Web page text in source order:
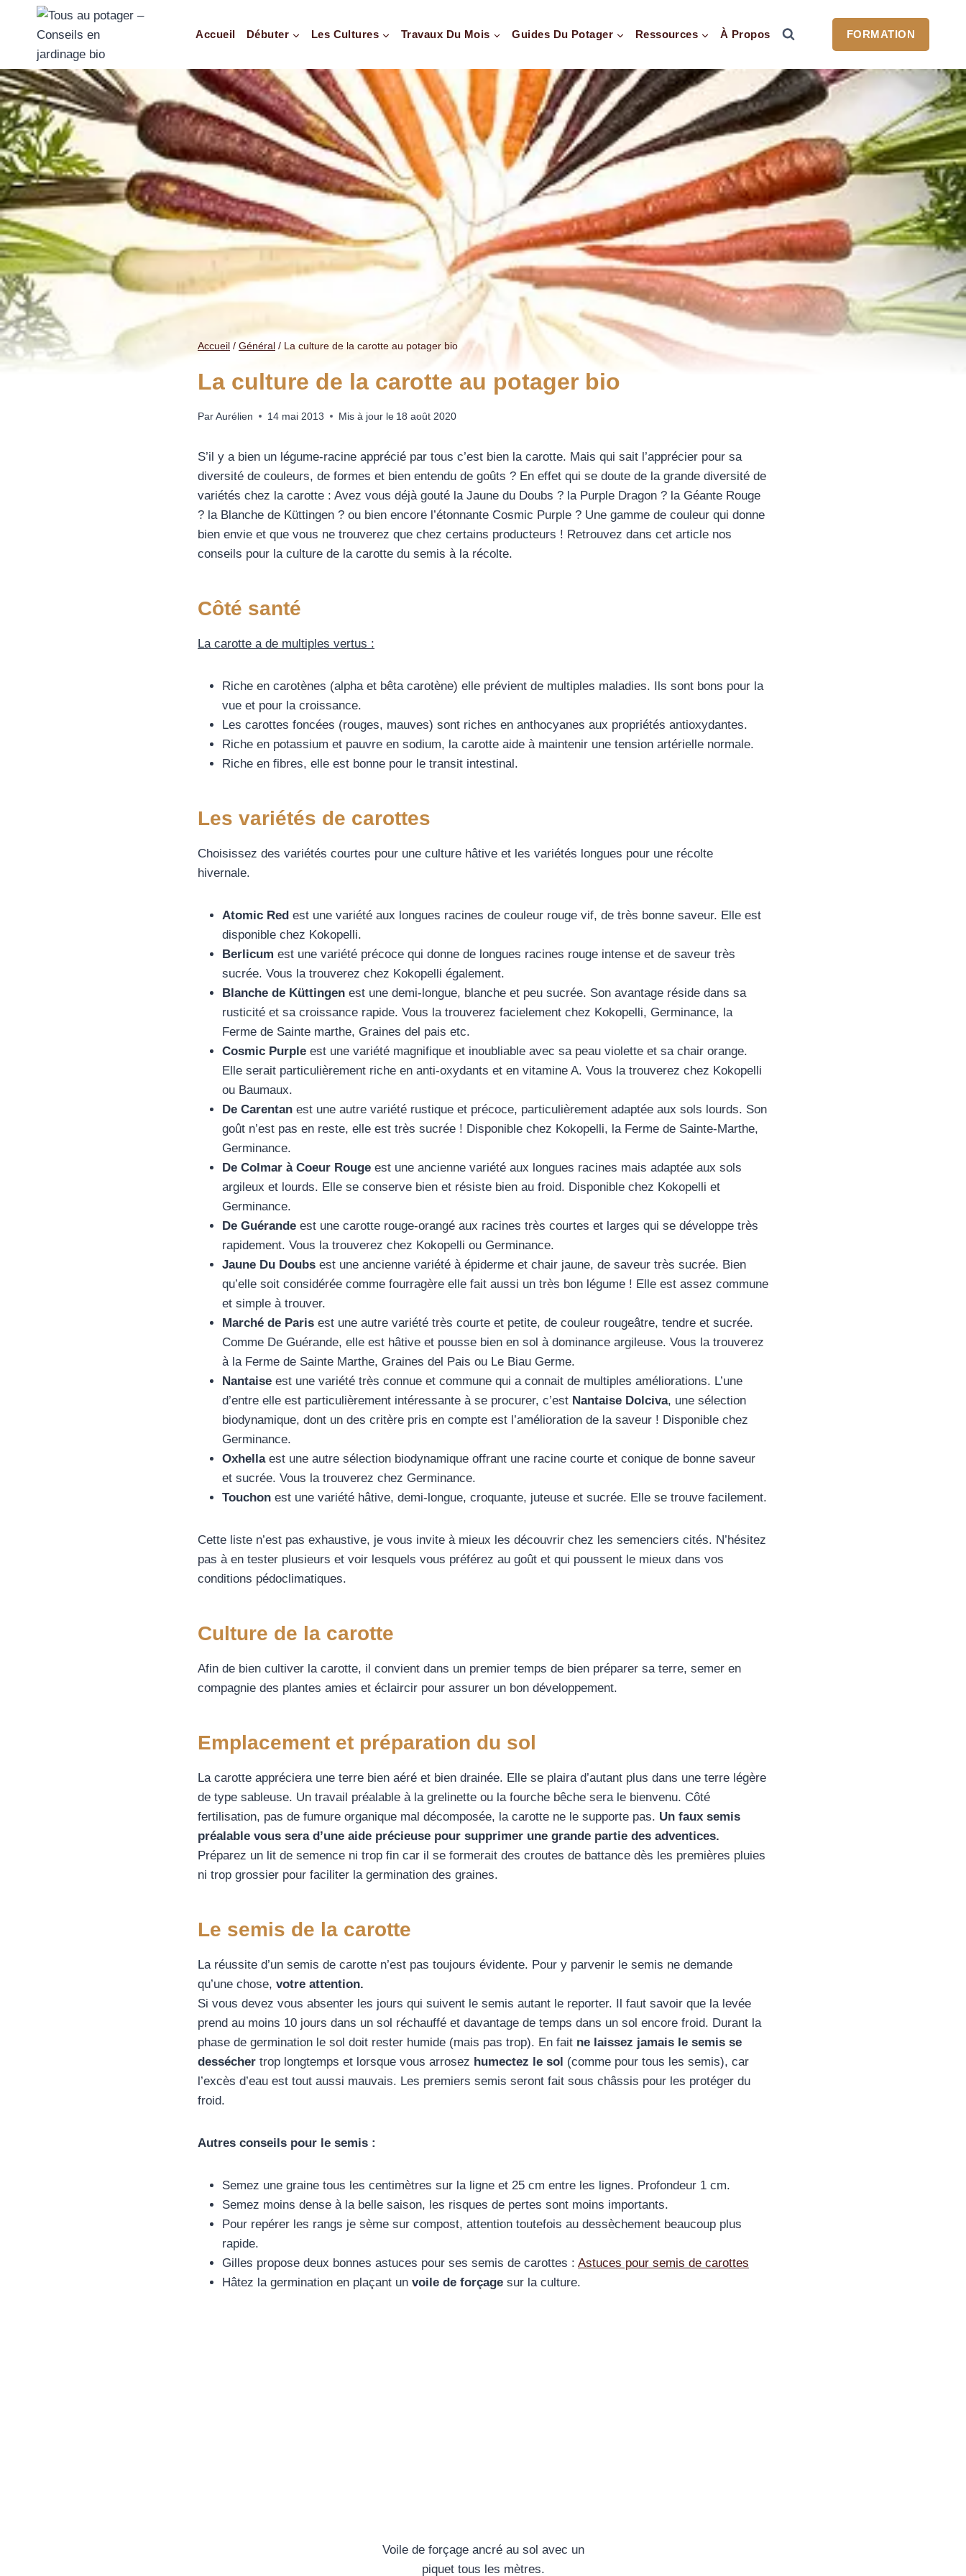
Accueil Débuter Les Cultures Travaux Du Mois Guides Du Potager Ressources À Propos FORMATION
Accueil / Général / La culture de la carotte au potager bio
La culture de la carotte au potager bio
Par Aurélien 14 mai 2013 Mis à jour le 18 août 2020
S’il y a bien un légume-racine apprécié par tous c’est bien la carotte. Mais qui sait l’apprécier pour sa
diversité de couleurs, de formes et bien entendu de goûts ? En effet qui se doute de la grande diversité de
variétés chez la carotte : Avez vous déjà gouté la Jaune du Doubs ? la Purple Dragon ? la Géante Rouge
? la Blanche de Küttingen ? ou bien encore l’étonnante Cosmic Purple ? Une gamme de couleur qui donne
bien envie et que vous ne trouverez que chez certains producteurs ! Retrouvez dans cet article nos
conseils pour la culture de la carotte du semis à la récolte.
Côté santé
La carotte a de multiples vertus :
Riche en carotènes (alpha et bêta carotène) elle prévient de multiples maladies. Ils sont bons pour la
vue et pour la croissance.
Les carottes foncées (rouges, mauves) sont riches en anthocyanes aux propriétés antioxydantes.
Riche en potassium et pauvre en sodium, la carotte aide à maintenir une tension artérielle normale.
Riche en fibres, elle est bonne pour le transit intestinal.
Les variétés de carottes
Choisissez des variétés courtes pour une culture hâtive et les variétés longues pour une récolte
hivernale.
Atomic Red est une variété aux longues racines de couleur rouge vif, de très bonne saveur. Elle est
disponible chez Kokopelli.
Berlicum est une variété précoce qui donne de longues racines rouge intense et de saveur très
sucrée. Vous la trouverez chez Kokopelli également.
Blanche de Küttingen est une demi-longue, blanche et peu sucrée. Son avantage réside dans sa
rusticité et sa croissance rapide. Vous la trouverez facielement chez Kokopelli, Germinance, la
Ferme de Sainte marthe, Graines del pais etc.
Cosmic Purple est une variété magnifique et inoubliable avec sa peau violette et sa chair orange.
Elle serait particulièrement riche en anti-oxydants et en vitamine A. Vous la trouverez chez Kokopelli
ou Baumaux.
De Carentan est une autre variété rustique et précoce, particulièrement adaptée aux sols lourds. Son
goût n’est pas en reste, elle est très sucrée ! Disponible chez Kokopelli, la Ferme de Sainte-Marthe,
Germinance.
De Colmar à Coeur Rouge est une ancienne variété aux longues racines mais adaptée aux sols
argileux et lourds. Elle se conserve bien et résiste bien au froid. Disponible chez Kokopelli et
Germinance.
De Guérande est une carotte rouge-orangé aux racines très courtes et larges qui se développe très
rapidement. Vous la trouverez chez Kokopelli ou Germinance.
Jaune Du Doubs est une ancienne variété à épiderme et chair jaune, de saveur très sucrée. Bien
qu’elle soit considérée comme fourragère elle fait aussi un très bon légume ! Elle est assez commune
et simple à trouver.
Marché de Paris est une autre variété très courte et petite, de couleur rougeâtre, tendre et sucrée.
Comme De Guérande, elle est hâtive et pousse bien en sol à dominance argileuse. Vous la trouverez
à la Ferme de Sainte Marthe, Graines del Pais ou Le Biau Germe.
Nantaise est une variété très connue et commune qui a connait de multiples améliorations. L’une
d’entre elle est particulièrement intéressante à se procurer, c’est Nantaise Dolciva, une sélection
biodynamique, dont un des critère pris en compte est l’amélioration de la saveur ! Disponible chez
Germinance.
Oxhellaest une autre sélection biodynamique offrant une racine courte et conique de bonne saveur
et sucrée. Vous la trouverez chez Germinance.
Touchon est une variété hâtive, demi-longue, croquante, juteuse et sucrée. Elle se trouve facilement.
Cette liste n’est pas exhaustive, je vous invite à mieux les découvrir chez les semenciers cités. N’hésitez
pas à en tester plusieurs et voir lesquels vous préférez au goût et qui poussent le mieux dans vos
conditions pédoclimatiques.
Culture de la carotte
Afin de bien cultiver la carotte, il convient dans un premier temps de bien préparer sa terre, semer en
compagnie des plantes amies et éclaircir pour assurer un bon développement.
Emplacement et préparation du sol
La carotte appréciera une terre bien aéré et bien drainée. Elle se plaira d’autant plus dans une terre légère
de type sableuse. Un travail préalable à la grelinette ou la fourche bêche sera le bienvenu. Côté
fertilisation, pas de fumure organique mal décomposée, la carotte ne le supporte pas. Un faux semis
préalable vous sera d’une aide précieuse pour supprimer une grande partie des adventices.
Préparez un lit de semence ni trop fin car il se formerait des croutes de battance dès les premières pluies
ni trop grossier pour faciliter la germination des graines.
Le semis de la carotte
La réussite d’un semis de carotte n’est pas toujours évidente. Pour y parvenir le semis ne demande
qu’une chose, votre attention.
Si vous devez vous absenter les jours qui suivent le semis autant le reporter. Il faut savoir que la levée
prend au moins 10 jours dans un sol réchauffé et davantage de temps dans un sol encore froid. Durant la
phase de germination le sol doit rester humide (mais pas trop). En fait ne laissez jamais le semis se
dessécher trop longtemps et lorsque vous arrosez humectez le sol (comme pour tous les semis), car
l’excès d’eau est tout aussi mauvais. Les premiers semis seront fait sous châssis pour les protéger du
froid.
Autres conseils pour le semis :
Semez une graine tous les centimètres sur la ligne et 25 cm entre les lignes. Profondeur 1 cm.
Semez moins dense à la belle saison, les risques de pertes sont moins importants.
Pour repérer les rangs je sème sur compost, attention toutefois au dessèchement beaucoup plus
rapide.
Gilles propose deux bonnes astuces pour ses semis de carottes : Astuces pour semis de carottes
Hâtez la germination en plaçant un voile de forçage sur la culture.
Voile de forçage ancré au sol avec un
piquet tous les mètres.